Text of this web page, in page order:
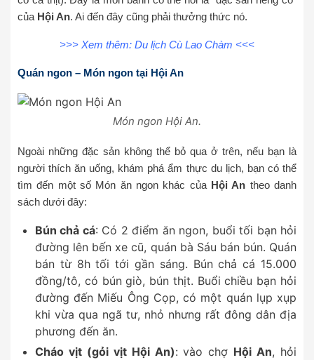
của Hội An. Ai đến đây cũng phải thưởng thức nó.
>>> Xem thêm: Du lịch Cù Lao Chàm <<<
Quán ngon – Món ngon tại Hội An
Món ngon Hội An.
Ngoài những đặc sản không thể bỏ qua ở trên, nếu bạn là
người thích ăn uống, khám phá ẩm thực du lịch, bạn có thể
tìm đến một số Món ăn ngon khác của Hội An theo danh
sách dưới đây:
Bún chả cá: Có 2 điểm ăn ngon, buổi tối bạn hỏi
đường lên bến xe cũ, quán bà Sáu bán bún. Quán
bán từ 8h tối tới gần sáng. Bún chả cá 15.000
đồng/tô, có bún giò, bún thịt. Buổi chiều bạn hỏi
đường đến Miếu Ông Cọp, có một quán lụp xụp
khi vừa qua ngã tư, nhỏ nhưng rất đông dân địa
phương đến ăn.
Cháo vịt (gỏi vịt Hội An): vào chợ Hội An, hỏi